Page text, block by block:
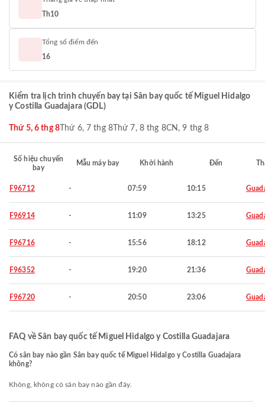
Th10
Tổng số điểm đến
16
Kiểm tra lịch trình chuyến bay tại Sân bay quốc tế Miguel Hidalgo
y Costilla Guadajara (GDL)
Thứ 5, 6 thg 8Thứ 6, 7 thg 8Thứ 7, 8 thg 8CN, 9 thg 8
Số hiệu chuyến
bay
Mẫu máy bay Khởi hành Đến
F96712 - 07:59 10:15
F96914 - 11:09 13:25
F96716 - 15:56 18:12
F96352 - 19:20 21:36
F96720 - 20:50 23:06
FAQ về Sân bay quốc tế Miguel Hidalgo y Costilla Guadajara
Có sân bay nào gần Sân bay quốc tế Miguel Hidalgo y Costilla Guadajara
không?
Không, không có sân bay nào gần đây.